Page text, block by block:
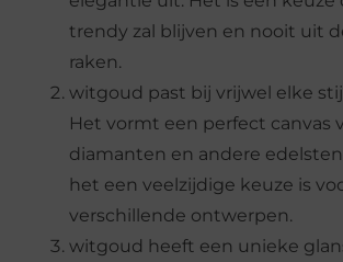
trendy zal blijven en nooit uit
raken.
witgoud past bij vrijwel elke
Het vormt een perfect canvas
diamanten en andere
het een veelzijdige keuze is
verschillende ontwerpen.
witgoud heeft een unieke